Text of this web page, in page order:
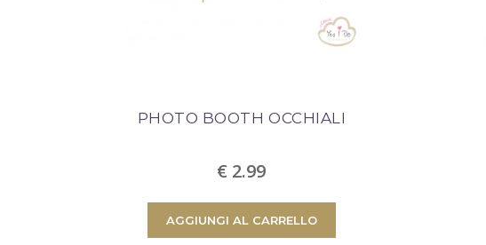
PHOTO BOOTH OCCHIALI
€ 2.99
AGGIUNGI AL CARRELLO